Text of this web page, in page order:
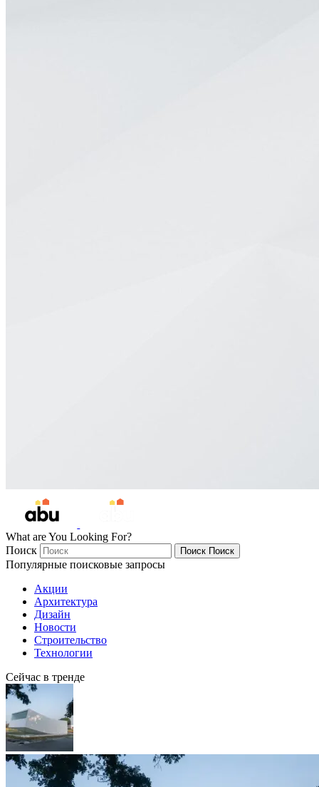
What are You Looking For?
Поиск
Поиск Поиск
Популярные поисковые запросы
Акции
Архитектура
Дизайн
Новости
Строительство
Технологии
Сейчас в тренде